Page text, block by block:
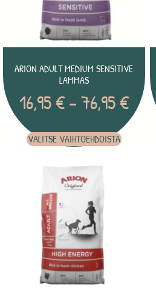
ARION ADULT MEDIUM SENSITIVE
LAMMAS
16,95€–76,95€
VALITSE VAIHTOEHDOISTA